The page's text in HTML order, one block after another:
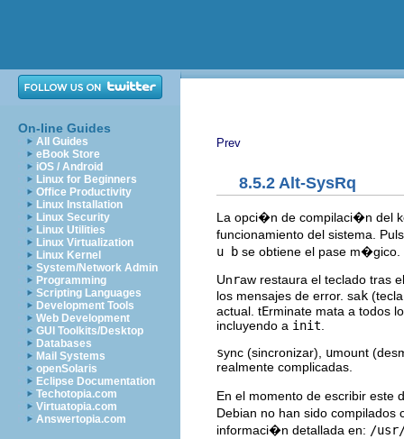
On-line Guides
All Guides
eBook Store
iOS / Android
Linux for Beginners
Office Productivity
Linux Installation
Linux Security
Linux Utilities
Linux Virtualization
Linux Kernel
System/Network Admin
Programming
Scripting Languages
Development Tools
Web Development
GUI Toolkits/Desktop
Databases
Mail Systems
openSolaris
Eclipse Documentation
Techotopia.com
Virtuatopia.com
Answertopia.com
Prev
8.5.2 Alt-SysRq
La opci�n de compilaci�n del
funcionamiento del sistema.
u b se obtiene el pase m�gico.
Unraw restaura el teclado tras
los mensajes de error. sak
actual. tErminate mata a todos
incluyendo a init
sync (sincronizar), umount
realmente complicadas.
En el momento de escribir
Debian no han sido
informaci�n detallada en: /